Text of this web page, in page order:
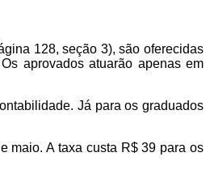
128, seção 3), são oferecidas
aprovados atuarão apenas em
Já para os graduados
maio. A taxa custa R$ 39 para os